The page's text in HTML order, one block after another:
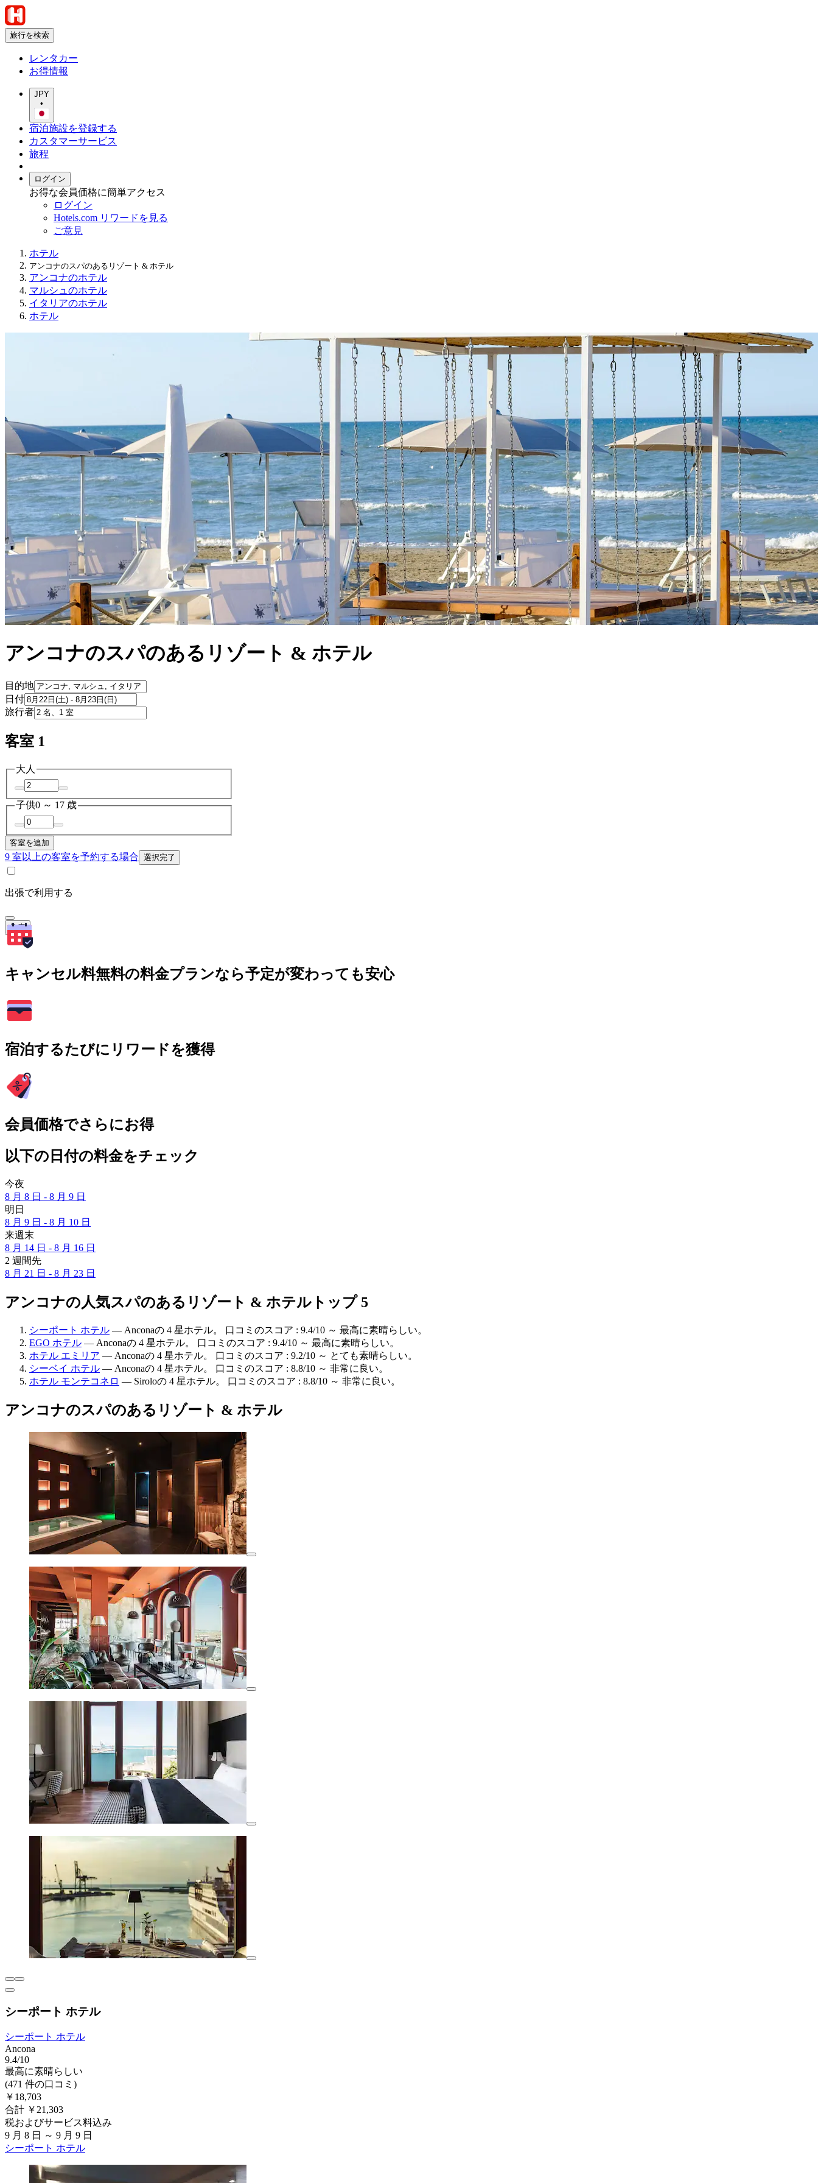
旅行を検索
レンタカー
お得情報
JPY
•
宿泊施設を登録する
カスタマーサービス
旅程
ログイン
お得な会員価格に簡単アクセス
ログイン
Hotels.com リワードを見る
ご意見
ホテル
アンコナのスパのあるリゾート & ホテル
アンコナのホテル
マルシュのホテル
イタリアのホテル
ホテル
アンコナのスパのあるリゾート & ホテル
目的地
日付
旅行者
客室 1
大人
子供0 ～ 17 歳
客室を追加
9 室以上の客室を予約する場合 選択完了
出張で利用する
検索
キャンセル料無料の料金プランなら予定が変わっても安心
宿泊するたびにリワードを獲得
会員価格でさらにお得
以下の日付の料金をチェック
今夜
8 月 8 日 - 8 月 9 日
明日
8 月 9 日 - 8 月 10 日
来週末
8 月 14 日 - 8 月 16 日
2 週間先
8 月 21 日 - 8 月 23 日
アンコナの人気スパのあるリゾート & ホテルトップ 5
シーポート ホテル — Anconaの 4 星ホテル。 口コミのスコア : 9.4/10 ～ 最高に素晴らしい。
EGO ホテル — Anconaの 4 星ホテル。 口コミのスコア : 9.4/10 ～ 最高に素晴らしい。
ホテル エミリア — Anconaの 4 星ホテル。 口コミのスコア : 9.2/10 ～ とても素晴らしい。
シーベイ ホテル — Anconaの 4 星ホテル。 口コミのスコア : 8.8/10 ～ 非常に良い。
ホテル モンテコネロ — Siroloの 4 星ホテル。 口コミのスコア : 8.8/10 ～ 非常に良い。
アンコナのスパのあるリゾート & ホテル
シーポート ホテル
シーポート ホテル
Ancona
9.4/10
最高に素晴らしい
(471 件の口コミ)
￥18,703
合計 ￥21,303
税およびサービス料込み
9 月 8 日 ～ 9 月 9 日
シーポート ホテル